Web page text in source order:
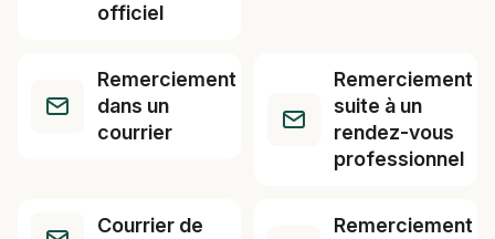
officiel
Remerciement
dans un
courrier
Remerciement
suite à un
rendez-vous
professionnel
Courrier de
Remerciement